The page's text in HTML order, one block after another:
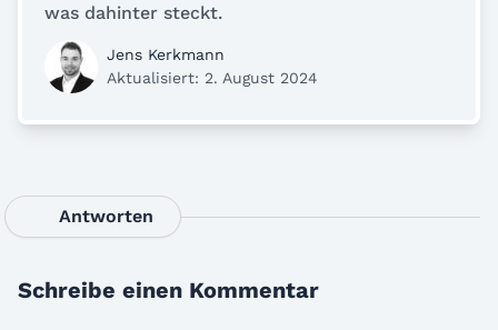
was dahinter steckt.
Jens Kerkmann
Aktualisiert: 2. August 2024
Antworten
Schreibe einen Kommentar